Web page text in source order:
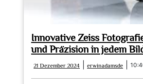
Innovative Zeiss
und Präzision in jedem
21 Dezember 2024
Dezember
2024
erwinadamsde